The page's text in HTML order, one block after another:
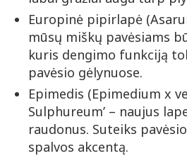
Europinė pipirlapė
mūsų miškų pavėsiams
kuris dengimo funkciją
pavėsio gėlynuose.
Epimedis (Epimedium x
Sulphureum’ – naujus
raudonus. Suteiks
spalvos akcentą.